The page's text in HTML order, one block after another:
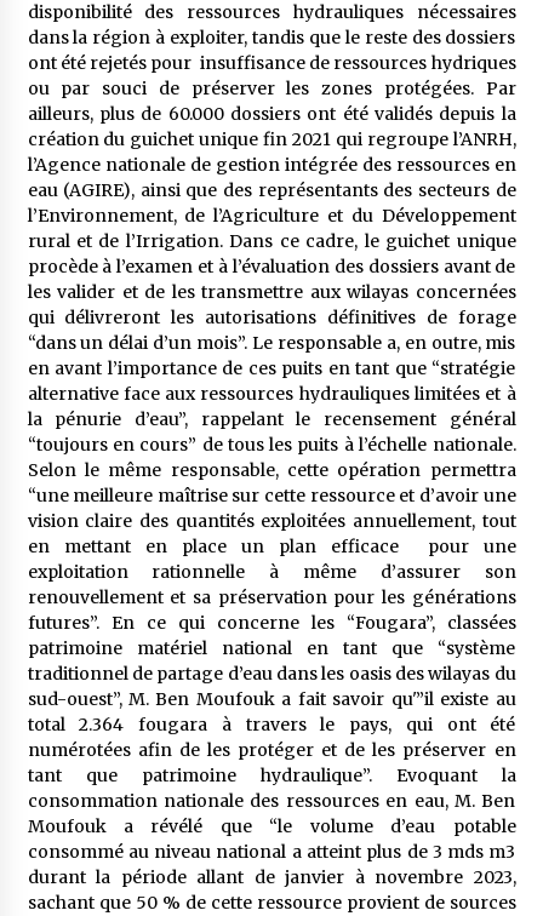
disponibilité des ressources hydrauliques nécessaires
dans la région à exploiter, tandis que le reste des dossiers
ont été rejetés pour insuffisance de ressources hydriques
ou par souci de préserver les zones protégées. Par
ailleurs, plus de 60.000 dossiers ont été validés depuis la
création du guichet unique fin 2021 qui regroupe l’ANRH,
l’Agence nationale de gestion intégrée des ressources en
eau (AGIRE), ainsi que des représentants des secteurs de
l’Environnement, de l’Agriculture et du Développement
rural et de l’Irrigation. Dans ce cadre, le guichet unique
procède à l’examen et à l’évaluation des dossiers avant de
les valider et de les transmettre aux wilayas concernées
qui délivreront les autorisations définitives de forage
“dans un délai d’un mois”. Le responsable a, en outre, mis
en avant l’importance de ces puits en tant que “stratégie
alternative face aux ressources hydrauliques limitées et à
la pénurie d’eau”, rappelant le recensement général
“toujours en cours” de tous les puits à l’échelle nationale.
Selon le même responsable, cette opération permettra
“une meilleure maîtrise sur cette ressource et d’avoir une
vision claire des quantités exploitées annuellement, tout
en mettant en place un plan efficace pour une
exploitation rationnelle à même d’assurer son
renouvellement et sa préservation pour les générations
futures”. En ce qui concerne les “Fougara”, classées
patrimoine matériel national en tant que “système
traditionnel de partage d’eau dans les oasis des wilayas du
sud-ouest”, M. Ben Moufouk a fait savoir qu'”il existe au
total 2.364 fougara à travers le pays, qui ont été
numérotées afin de les protéger et de les préserver en
tant que patrimoine hydraulique”. Evoquant la
consommation nationale des ressources en eau, M. Ben
Moufouk a révélé que “le volume d’eau potable
consommé au niveau national a atteint plus de 3 mds m3
durant la période allant de janvier à novembre 2023,
sachant que 50 % de cette ressource provient de sources